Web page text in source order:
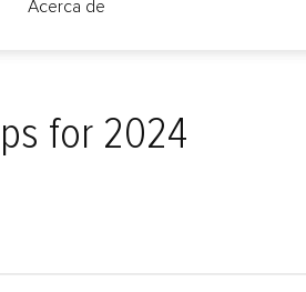
Acerca de
for 2024